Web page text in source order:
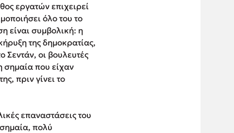
εργατών επιχειρεί
όλο του το
είναι συμβολική: η
της δημοκρατίας,
Σεντάν, οι βουλευτές
σημαία που είχαν
πριν γίνει το
επαναστάσεις του
πολύ